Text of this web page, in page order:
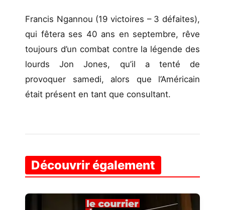
Francis Ngannou (19 victoires – 3 défaites),
qui fêtera ses 40 ans en septembre, rêve
toujours d’un combat contre la légende des
lourds Jon Jones, qu’il a tenté de
provoquer samedi, alors que l’Américain
était présent en tant que consultant.
Découvrir également